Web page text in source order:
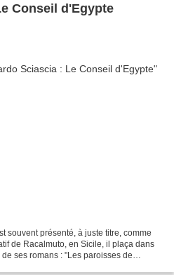
Conseil d'Egypte
souvent présenté, à juste titre, comme
de Racalmuto, en Sicile, il plaça dans
ses romans : "Les paroisses de